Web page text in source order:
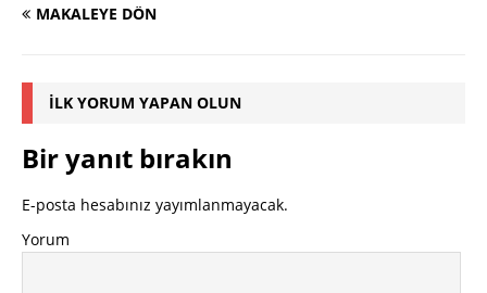
MAKALEYE DÖN
İLK YORUM YAPAN OLUN
Bir yanıt bırakın
E-posta hesabınız yayımlanmayacak.
Yorum